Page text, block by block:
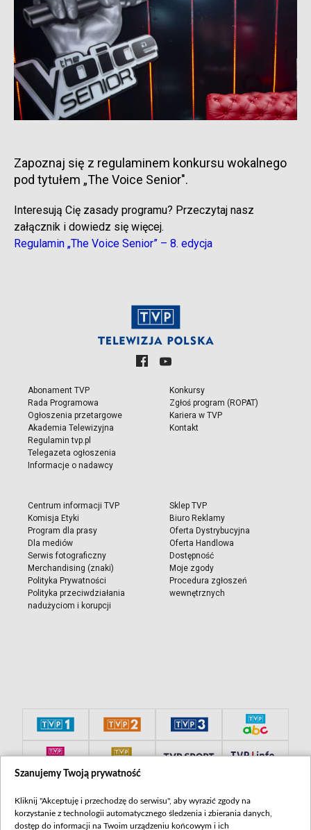
Zapoznaj się z regulaminem konkursu wokalnego
pod tytułem „The Voice Senior".
Interesują Cię zasady programu? Przeczytaj nasz
załącznik i dowiedz się więcej.
Regulamin „The Voice Senior” – 8. edycja
Abonament TVP
Rada Programowa
Ogłoszenia przetargowe
Akademia Telewizyjna
Regulamin tvp.pl
Telegazeta ogłoszenia
Informacje o nadawcy
Konkursy
Zgłoś program (ROPAT)
Kariera w TVP
Kontakt
Centrum informacji TVP
Komisja Etyki
Program dla prasy
Dla mediów
Serwis fotograficzny
Merchandising (znaki)
Polityka Prywatności
Polityka przeciwdziałania
nadużyciom i korupcji
Sklep TVP
Biuro Reklamy
Oferta Dystrybucyjna
Oferta Handlowa
Dostępność
Moje zgody
Procedura zgłoszeń
wewnętrznych
Szanujemy Twoją prywatność
Kliknij "Akceptuję i przechodzę do serwisu", aby wyrazić zgody na
korzystanie z technologii automatycznego śledzenia i zbierania danych,
dostęp do informacji na Twoim urządzeniu końcowym i ich